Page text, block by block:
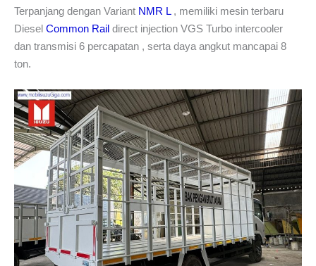
Terpanjang dengan Variant NMR L, memiliki mesin terbaru
Diesel Common Rail direct injection VGS Turbo intercooler
dan transmisi 6 percapatan , serta daya angkut mancapai 8
ton.